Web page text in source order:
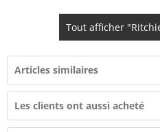
Tout afficher
Articles similaires
Les clients ont aussi acheté